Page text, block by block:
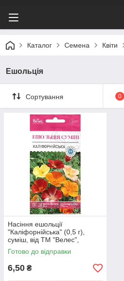
Каталог Семена Квіти
Ешольція
Сортування 0
Насіння ешольції
"Каліфорнійська" (0,5 г),
суміш, від ТМ "Велес",
Україна
Готово до відправки
6,50 ₴